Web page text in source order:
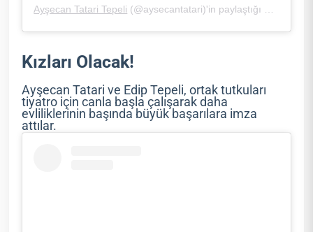
Ayşecan Tatari Tepeli (@aysecantatari)'in paylaştığı bir gönderi (
Kızları Olacak!
Ayşecan Tatari ve Edip Tepeli, ortak tutkuları
tiyatro için canla başla çalışarak daha
evliliklerinin başında büyük başarılara imza
attılar.